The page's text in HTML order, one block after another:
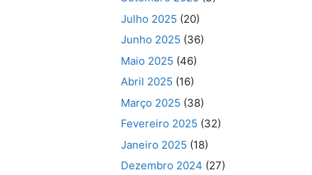
Julho 2025 (20)
Junho 2025 (36)
Maio 2025 (46)
Abril 2025 (16)
Março 2025 (38)
Fevereiro 2025 (32)
Janeiro 2025 (18)
Dezembro 2024 (27)